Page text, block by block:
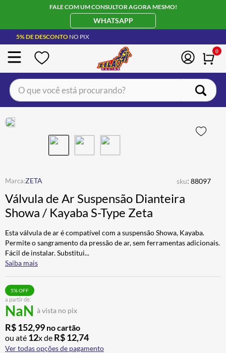
FALE COM UM CONSULTOR AGORA MESMO!
WHATSAPP
5% DE DESCONTO NO PIX
0
O que você está procurando?
ZETA sku: 88097
Válvula de Ar Suspensão Dianteira
Showa / Kayaba S-Type Zeta
Esta válvula de ar é compatível com a suspensão Showa, Kayaba.
Permite o sangramento da pressão de ar, sem ferramentas adicionais.
Fácil de instalar. Substitui...
Saiba mais
a partir de:
NaN à vista no pix
5% OFF
R$152,99 no cartão
ou até 12x de R$12,74
Ver todas opções de pagamento
BOTA
4º ÓCULOS SOLAR
5º LUVA
6º ALPINESTAR
7º BAU
8º CALÇA
9º AIROH
10º